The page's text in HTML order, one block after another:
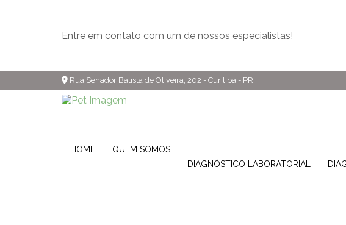
Entre em contato com um de nossos especialistas!
Rua Senador Batista de Oliveira, 202 - Curitiba - PR
HOME QUEM SOMOS
DIAGNÓSTICO LABORATORIAL